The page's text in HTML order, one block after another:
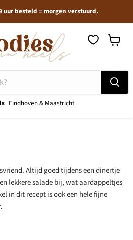
uur besteld = morgen verstuurd.
Eindhoven & Maastricht
Altijd goed tijdens een dinertje
lekkere salade bij, wat aardappeltjes
in dit recept is ook een hele fijne